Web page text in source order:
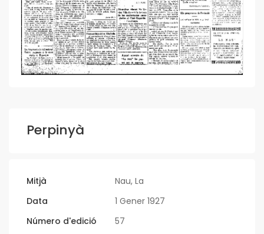
Perpinyà
Mitjà
Nau, La
Data
1 Gener 1927
Número d'edició
57